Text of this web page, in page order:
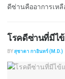
ดีซ่านคืออาการเหลือ
โรคดีซ่านที่มีไ
BYสุชาดา กาอินทร์ (M.D.)